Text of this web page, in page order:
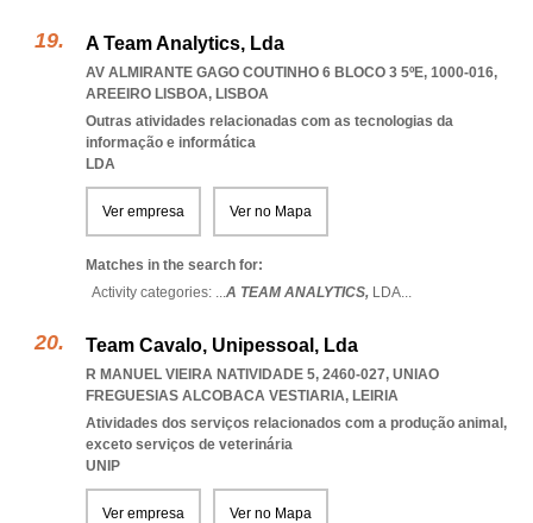
A Team Analytics, Lda
AV ALMIRANTE GAGO COUTINHO 6 BLOCO 3 5ºE, 1000-016,
AREEIRO LISBOA, LISBOA
Outras atividades relacionadas com as tecnologias da
informação e informática
LDA
Ver empresa Ver no Mapa
Matches in the search for:
Activity categories: ...A TEAM ANALYTICS, LDA...
Team Cavalo, Unipessoal, Lda
R MANUEL VIEIRA NATIVIDADE 5, 2460-027, UNIAO
FREGUESIAS ALCOBACA VESTIARIA, LEIRIA
Atividades dos serviços relacionados com a produção animal,
exceto serviços de veterinária
UNIP
Ver empresa Ver no Mapa